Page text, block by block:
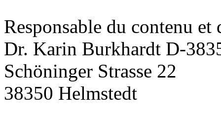
Responsable du contenu
Dr. Karin Burkhardt D-
Schöninger Strasse 22
38350 Helmstedt